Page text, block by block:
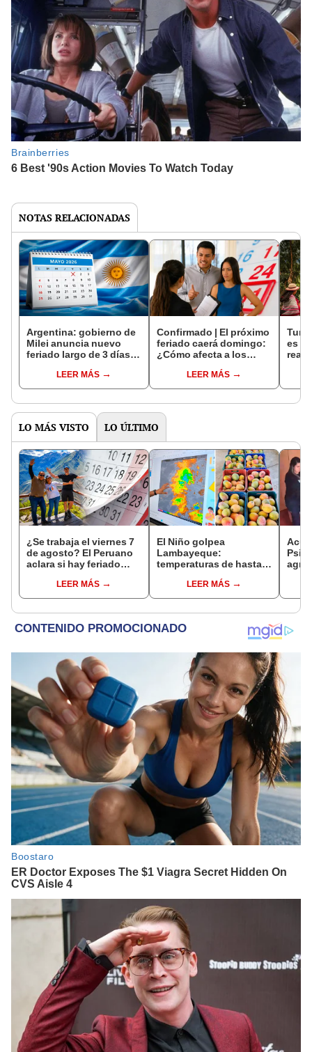
NOTAS RELACIONADAS
Argentina: gobierno de
Milei anuncia nuevo
feriado largo de 3 días
quiénes beneficiará y
cuándo será?
LEER MÁS
Confirmado | El próximo
feriado caerá domingo:
¿Cómo afecta a los
Bandera?LEER MÁS
es y
LO MÁS VISTO LO ÚLTIMO
¿Se trabaja el viernes 7
de agosto? El Peruano
aclara si hay feriado
del 6 de agosto
LEER MÁS
El Niño golpea
Lambayeque:
temperaturas de hasta
producción de mango y
palta
LEER MÁS